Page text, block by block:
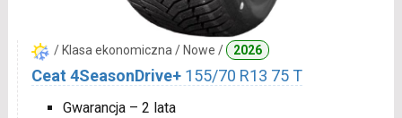
/ Klasa ekonomiczna / Nowe / 2026
Ceat 4SeasonDrive+ 155/70 R13 75 T
Gwarancja – 2 lata